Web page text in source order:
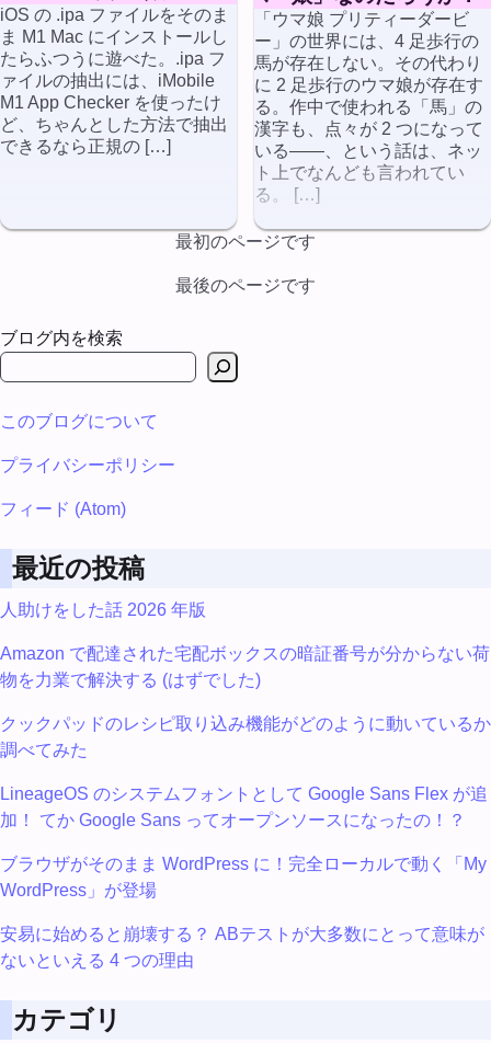
iOS の .ipa ファイルをそのま
ま M1 Mac にインストールし
たらふつうに遊べた。.ipa フ
ァイルの抽出には、iMobile
M1 App Checker を使ったけ
ど、ちゃんとした方法で抽出
できるなら正規の […]
「ウマ娘 プリティーダービ
ー」の世界には、4 足歩行の
馬が存在しない。その代わり
に 2 足歩行のウマ娘が存在す
る。作中で使われる「馬」の
漢字も、点々が 2 つになって
いる――、という話は、ネッ
ト上でなんども言われてい
る。 […]
最初のページです
最後のページです
ブログ内を検索
このブログについて
プライバシーポリシー
フィード (Atom)
最近の投稿
人助けをした話 2026 年版
Amazon で配達された宅配ボックスの暗証番号が分からない荷
物を力業で解決する (はずでした)
クックパッドのレシピ取り込み機能がどのように動いているか
調べてみた
LineageOS のシステムフォントとして Google Sans Flex が追
加！ てか Google Sans ってオープンソースになったの！？
ブラウザがそのまま WordPress に！完全ローカルで動く「My
WordPress」が登場
安易に始めると崩壊する？ ABテストが大多数にとって意味が
ないといえる 4 つの理由
カテゴリ